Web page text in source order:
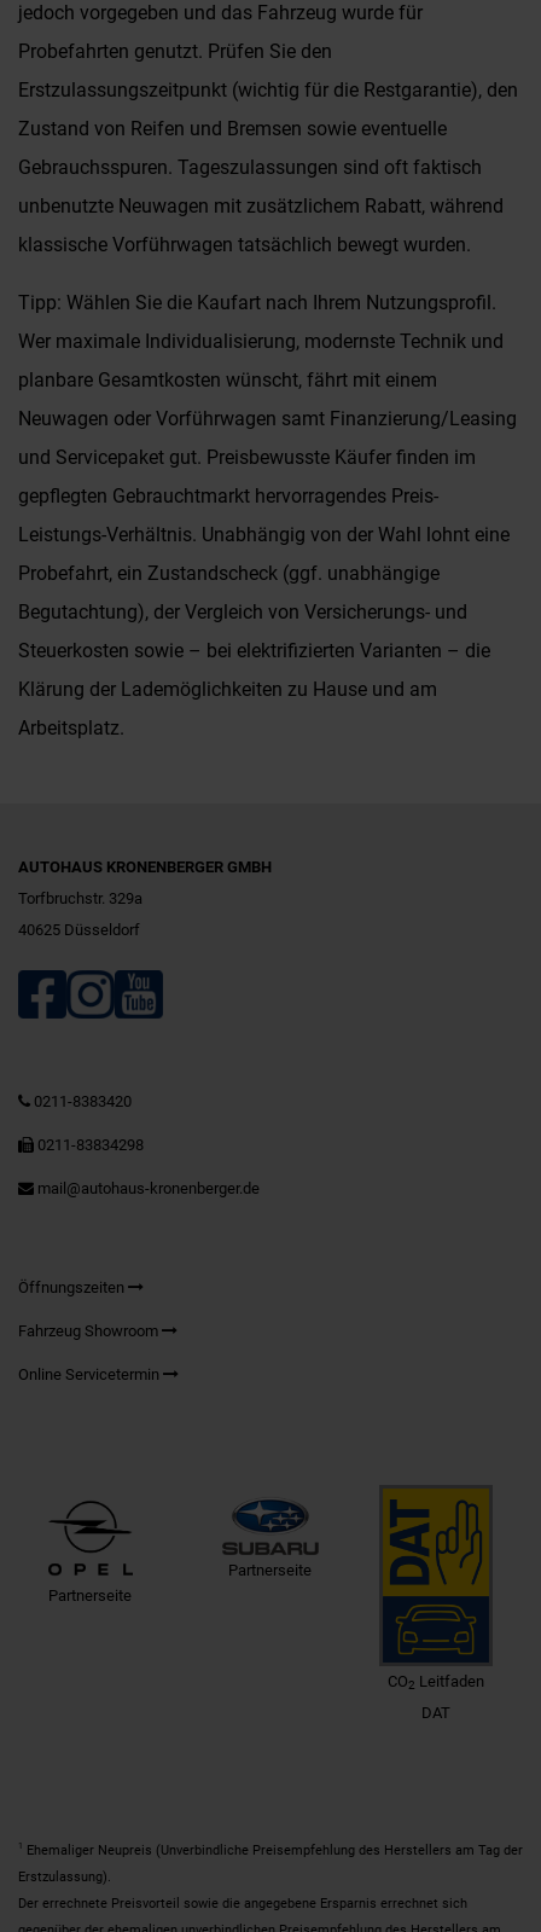
jedoch vorgegeben und das Fahrzeug wurde für
Probefahrten genutzt. Prüfen Sie den
Erstzulassungszeitpunkt (wichtig für die Restgarantie), den
Zustand von Reifen und Bremsen sowie eventuelle
Gebrauchsspuren. Tageszulassungen sind oft faktisch
unbenutzte Neuwagen mit zusätzlichem Rabatt, während
klassische Vorführwagen tatsächlich bewegt wurden.
Tipp: Wählen Sie die Kaufart nach Ihrem Nutzungsprofil.
Wer maximale Individualisierung, modernste Technik und
planbare Gesamtkosten wünscht, fährt mit einem
Neuwagen oder Vorführwagen samt Finanzierung/Leasing
und Servicepaket gut. Preisbewusste Käufer finden im
gepflegten Gebrauchtmarkt hervorragendes Preis-
Leistungs-Verhältnis. Unabhängig von der Wahl lohnt eine
Probefahrt, ein Zustandscheck (ggf. unabhängige
Begutachtung), der Vergleich von Versicherungs- und
Steuerkosten sowie – bei elektrifizierten Varianten – die
Klärung der Lademöglichkeiten zu Hause und am
Arbeitsplatz.
AUTOHAUS KRONENBERGER GMBH
Torfbruchstr. 329a
40625 Düsseldorf
0211-8383420
0211-83834298
mail@autohaus-kronenberger.de
Öffnungszeiten
Fahrzeug Showroom
Online Servicetermin
Partnerseite
Partnerseite
CO2 Leitfaden
DAT
1 Ehemaliger Neupreis (Unverbindliche Preisempfehlung des Herstellers am Tag der
Erstzulassung).
Der errechnete Preisvorteil sowie die angegebene Ersparnis errechnet sich